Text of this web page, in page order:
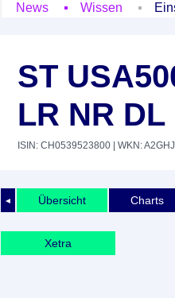
News
Wissen
ST
LR NR DL
ISIN: CH0539523800 | WKN:
◄ Übersicht Charts
Xetra